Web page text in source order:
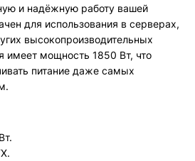
и надёжную работу вашей
для использования в серверах,
высокопроизводительных
имеет мощность 1850 Вт, что
питание даже самых